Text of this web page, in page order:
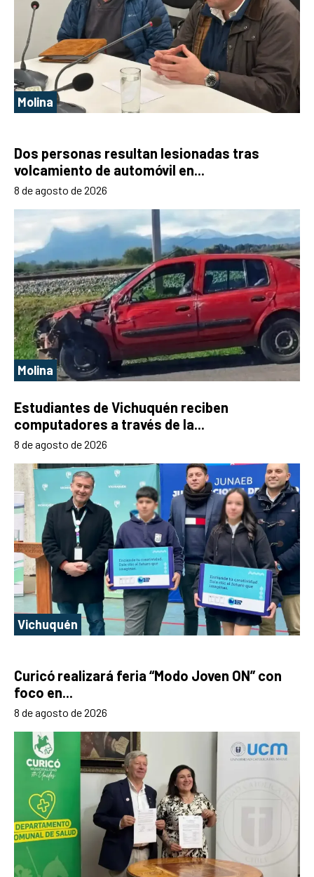
Molina
Dos personas resultan lesionadas tras
volcamiento de automóvil en...
8 de agosto de 2026
Molina
Estudiantes de Vichuquén reciben
computadores a través de la...
8 de agosto de 2026
Vichuquén
Curicó realizará feria “Modo Joven ON” con
foco en...
8 de agosto de 2026